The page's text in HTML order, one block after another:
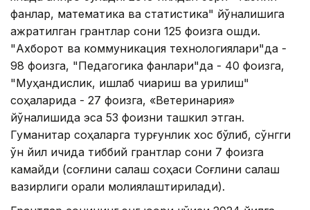
фанлар, математика ва статистика" йўналишига
ажратилган грантлар сони 125 фоизга ошди.
"Ахборот ва коммуникация технологиялари"да -
98 фоизга, "Педагогика фанлари"да - 40 фоизга,
"Муҳандислик, ишлаб чиқариш ва қурилиш"
соҳаларида - 27 фоизга, «Ветеринария»
йўналишида эса 53 фоизни ташкил этган.
Гуманитар соҳаларга турғунлик хос бўлиб, сўнгги
ўн йил ичида тиббий грантлар сони 7 фоизга
камайди (соғлиқни сақлаш соҳаси Соғлиқни сақлаш
вазирлиги орқали молиялаштирилади).